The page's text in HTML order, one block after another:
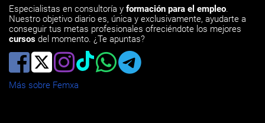
Especialistas en consultoría y formación para el empleo.
Nuestro objetivo diario es, única y exclusivamente, ayudarte a
conseguir tus metas profesionales ofreciéndote los mejores
cursos del momento. ¿Te apuntas?
Más sobre Femxa